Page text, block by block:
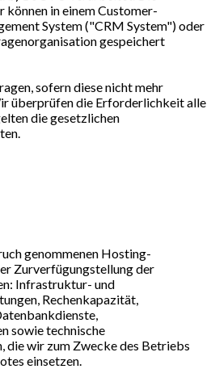
können in einem Customer-
System ("CRM System") oder
gespeichert
sofern diese nicht mehr
überprüfen die Erforderlichkeit alle
die gesetzlichen
genommenen Hosting-
Zurverfügungstellung der
Infrastruktur- und
Rechenkapazität,
sowie technische
die wir zum Zwecke des Betriebs
einsetzen.